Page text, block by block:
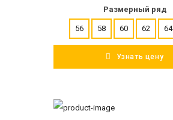
Размерный ряд
56 58 60 62 64
Узнать цену